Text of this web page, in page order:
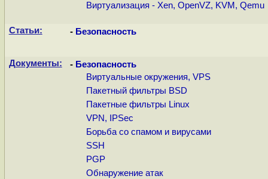
Виртуализация - Xen, OpenVZ, KVM, Qemu
Статьи: - Безопасность
Документы: - Безопасность
Виртуальные окружения, VPS
Пакетный фильтры BSD
Пакетные фильтры Linux
VPN, IPSec
Борьба со спамом и вирусами
SSH
PGP
Обнаружение атак